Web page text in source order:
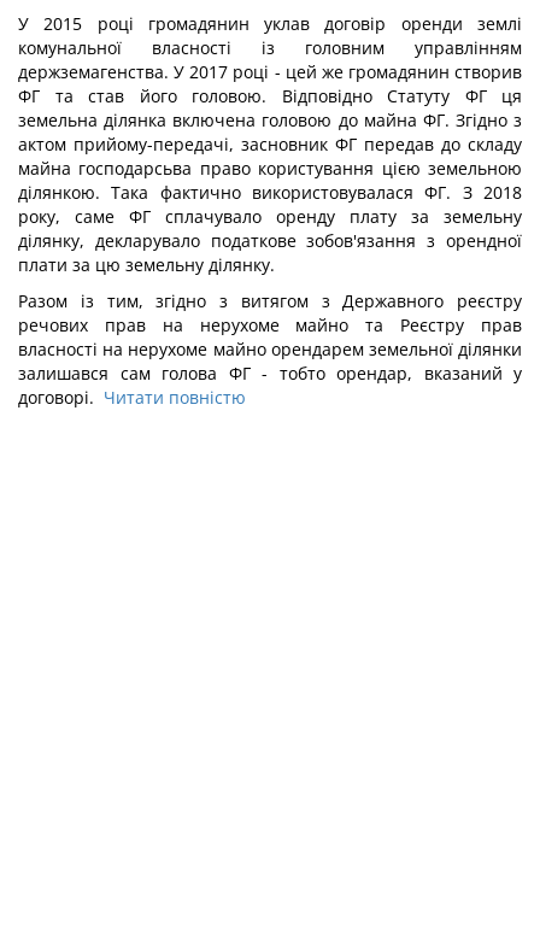
У 2015 році громадянин уклав договір оренди землі
комунальної власності із головним управлінням
держземагенства. У 2017 році - цей же громадянин створив
ФГ та став його головою. Відповідно Статуту ФГ ця
земельна ділянка включена головою до майна ФГ. Згідно з
актом прийому-передачі, засновник ФГ передав до складу
майна господарсьва право користування цією земельною
ділянкою. Така фактично використовувалася ФГ. З 2018
року, саме ФГ сплачувало оренду плату за земельну
ділянку, декларувало податкове зобов'язання з орендної
плати за цю земельну ділянку.
Разом із тим, згідно з витягом з Державного реєстру
речових прав на нерухоме майно та Реєстру прав
власності на нерухоме майно орендарем земельної ділянки
залишався сам голова ФГ - тобто орендар, вказаний у
договорі. Читати повністю